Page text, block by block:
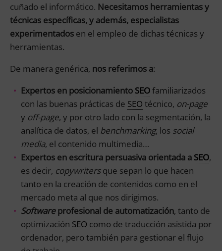
cuñado el informático. Necesitamos herramientas y
técnicas específicas, y además, especialistas
experimentados en el empleo de dichas técnicas y
herramientas.
De manera genérica, nos referimos a:
Expertos en posicionamiento SEOfamiliarizados
con las buenas prácticas de SEO técnico, on-page
y off-page, y por otro lado con la segmentación, la
analítica de datos, el benchmarking, los social
media, el contenido multimedia…
Expertos en escritura persuasiva orientada a SEO,
es decir, copywritersque sepan lo que hacen
tanto en la creación de contenidos como en el
mercado meta al que nos dirigimos.
Softwareprofesional de automatización, tanto de
optimización SEO como de traducción asistida por
ordenador, pero también para gestionar el flujo